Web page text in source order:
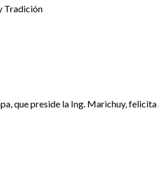
Tradición
que preside la Ing. Marichuy,